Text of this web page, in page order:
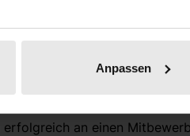
Anpassen
Innerhalb der ersten vier Jahre
Umfeld von fünf
an einen